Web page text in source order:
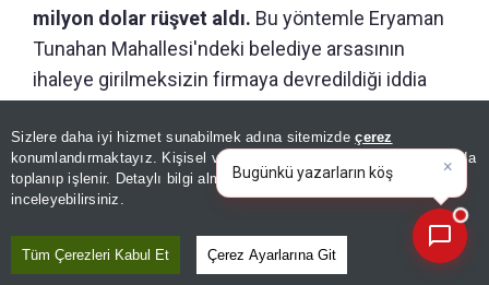
Sizlere daha iyi hizmet sunabilmek adına sitemizdeçerez
konumlandırmaktayız. Kişisel verileriniz, KVKK ve GDPR kapsamında
toplanıp işlenir. Detaylı bilgi almak içinAydınlatma Metnimizi
inceleyebilirsiniz.
Tüm Çerezleri Kabul Et Çerez Ayarlarına Git
milyon dolar rüşvet aldı. Bu yöntemle Eryaman
Tunahan Mahallesi'ndeki belediye arsasının
ihaleye girilmeksizin firmaya devredildiği iddia
GİZLİ ODADA ÖDEME
Sabah'ta yer alan habere göreetkin pişmanlıktan
yararlanmak isteyen müteahhit Hüdaver Alkaya
×
Bugünkü yazarların köşe
yazılarını özetleyin!